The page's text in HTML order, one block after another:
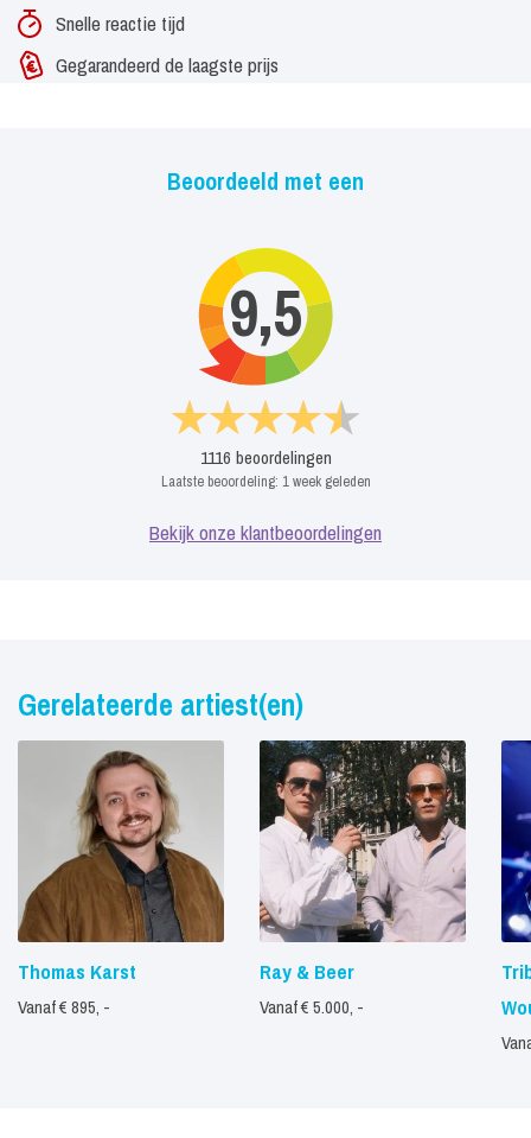
Snelle reactie tijd
Gegarandeerd de laagste prijs
Beoordeeld met een
9,5
1116 beoordelingen
Laatste beoordeling: 1 week geleden
Bekijk onze klantbeoordelingen
Gerelateerde artiest(en)
Thomas Karst
Vanaf € 895, -
Ray & Beer
Vanaf € 5.000, -